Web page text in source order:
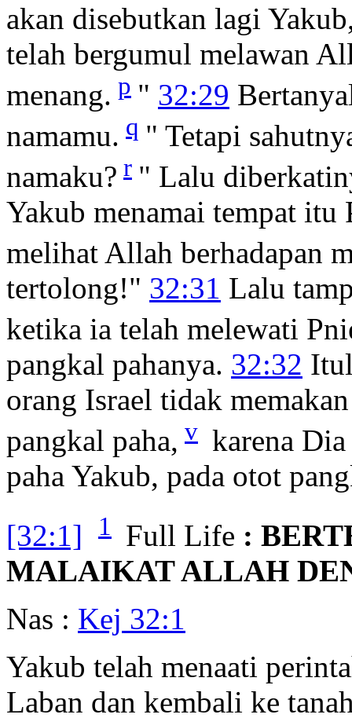
akan disebutkan lagi
telah bergumul melawan
menang. p " 32:29
namamu. q " Tetapi
namaku? r " Lalu
Yakub menamai tempat
melihat Allah berhadapan
tertolong!" 32:31 Lalu
ketika ia telah melewati
pangkal pahanya. 32:32
orang Israel tidak
pangkal paha, v karena
paha Yakub, pada otot
[32:1]
1 Full Life :
MALAIKAT ALLAH
Nas : Kej 32:1
Yakub telah menaati
Laban dan kembali ke